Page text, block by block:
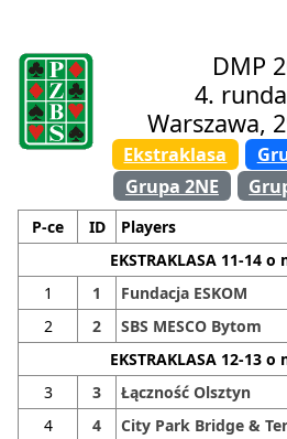
DMP
4.
Warszawa,
Ekstraklasa
Grupa 2NE
P-ce ID Players
EKSTRAKLASA 11-14 o
1
1 Fundacja ESKOM
2
2 SBS MESCO Bytom
EKSTRAKLASA 12-13 o
3
3 Łączność Olsztyn
4
4 City Park Bridge &